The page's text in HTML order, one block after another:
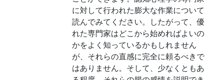
に対して行われた膨大な作業について
読んでみてください。したがって、優
れた専門家はどこから始めればよいの
かをよく知っているかもしれません
が、それらの直感に完全に頼るべきで
はありません。そして、少なくともあ